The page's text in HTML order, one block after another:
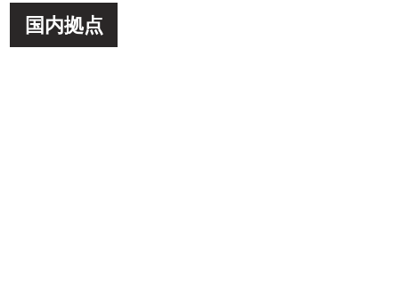
国内拠点